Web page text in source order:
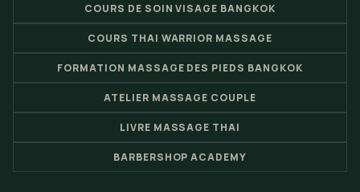
COURS DE SOIN VISAGE BANGKOK
COURS THAI WARRIOR MASSAGE
FORMATION MASSAGE DES PIEDS BANGKOK
ATELIER MASSAGE COUPLE
LIVRE MASSAGE THAI
BARBERSHOP ACADEMY